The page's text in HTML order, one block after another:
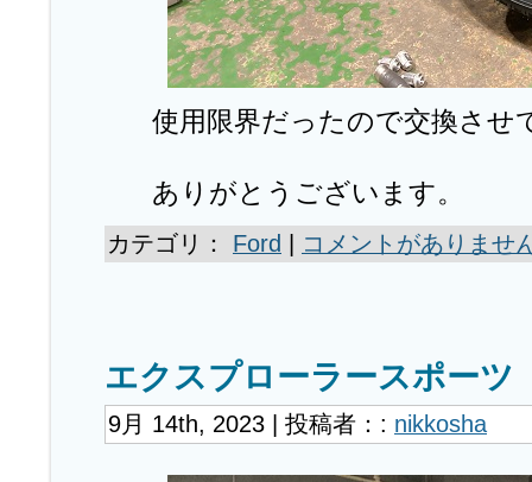
使用限界だったので交換させ
ありがとうございます。
カテゴリ： Ford コメントがありませ
エクスプローラースポーツ
9月 14th, 2023 | 投稿者：: nikkosha